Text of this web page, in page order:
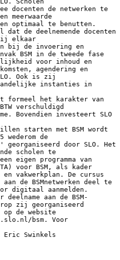
docenten de netwerken te
meerwaarde
optimaal te benutten.
de deelnemende docenten
elkaar
bij de invoering en
BSM in de tweede fase
voor inhoud en
agendering en
Ook is zij
landelijke instanties in
formeel het karakter van
verschuldigd
Bovendien investeert SLO
starten met BSM wordt
wederom de
georganiseerd door SLO. Het
scholen te
eigen programma van
voor BSM, als kader
en vakwerkplan. De cursus
de BSMnetwerken deel te
digitaal aanmelden.
deelname aan de BSM-
zij georganiseerd
de website
bsm. Voor
Swinkels